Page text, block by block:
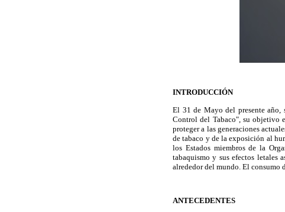
INTRODUCCIÓN
El 31 de Mayo del presente año,
Control del Tabaco", su objetivo
proteger a las generaciones
de tabaco y de la exposición al
los Estados miembros de la
tabaquismo y sus efectos letales
alrededor del mundo. El consumo
ANTECEDENTES